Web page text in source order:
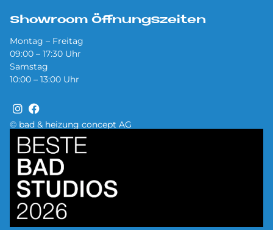
© bad & heizung concept AG
Showroom Öffnungszeiten
Montag – Freitag
09:00 – 17:30 Uhr
Samstag
10:00 – 13:00 Uhr